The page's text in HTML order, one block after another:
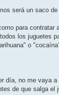
será un saco
para
los juguetes
o
día, no me vaya
de que salga el